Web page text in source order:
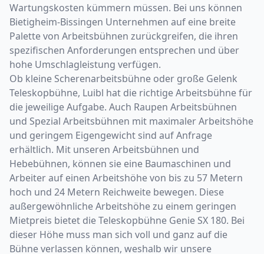
Wartungskosten kümmern müssen. Bei uns können
Bietigheim-Bissingen Unternehmen auf eine breite
Palette von Arbeitsbühnen zurückgreifen, die ihren
spezifischen Anforderungen entsprechen und über
hohe Umschlagleistung verfügen.
Ob kleine Scherenarbeitsbühne oder große Gelenk
Teleskopbühne, Luibl hat die richtige Arbeitsbühne für
die jeweilige Aufgabe. Auch Raupen Arbeitsbühnen
und Spezial Arbeitsbühnen mit maximaler Arbeitshöhe
und geringem Eigengewicht sind auf Anfrage
erhältlich. Mit unseren Arbeitsbühnen und
Hebebühnen, können sie eine Baumaschinen und
Arbeiter auf einen Arbeitshöhe von bis zu 57 Metern
hoch und 24 Metern Reichweite bewegen. Diese
außergewöhnliche Arbeitshöhe zu einem geringen
Mietpreis bietet die Teleskopbühne Genie SX 180. Bei
dieser Höhe muss man sich voll und ganz auf die
Bühne verlassen können, weshalb wir unsere